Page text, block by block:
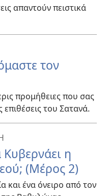
απαντούν πειστικά
τον
προμήθειες που σας
του Σατανά.
η
(Μέρος 2)
και ένα όνειρο από τον